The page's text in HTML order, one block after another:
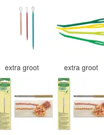
extra groot extra groot